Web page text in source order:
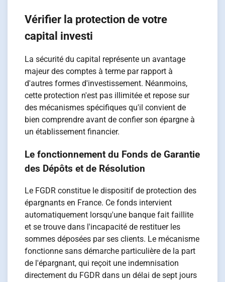
Vérifier la protection de votre
capital investi
La sécurité du capital représente un avantage
majeur des comptes à terme par rapport à
d'autres formes d'investissement. Néanmoins,
cette protection n'est pas illimitée et repose sur
des mécanismes spécifiques qu'il convient de
bien comprendre avant de confier son épargne à
un établissement financier.
Le fonctionnement du Fonds de Garantie
des Dépôts et de Résolution
Le FGDR constitue le dispositif de protection des
épargnants en France. Ce fonds intervient
automatiquement lorsqu'une banque fait faillite
et se trouve dans l'incapacité de restituer les
sommes déposées par ses clients. Le mécanisme
fonctionne sans démarche particulière de la part
de l'épargnant, qui reçoit une indemnisation
directement du FGDR dans un délai de sept jours